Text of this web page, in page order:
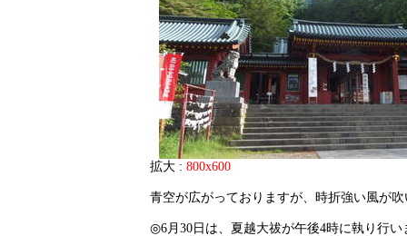
拡大 : 800x600
青空が広がっておりますが、時折強い風が
◎6月30日は、夏越大祓が午後4時に執り行い